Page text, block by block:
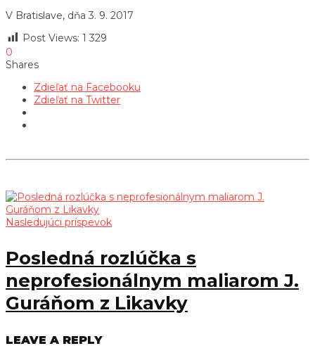
V Bratislave, dňa 3. 9. 2017
Post Views: 1 329
0
Shares
Zdieľať na Facebooku
Zdieľať na Twitter
Nasledujúci príspevok
Posledná rozlúčka s
neprofesionálnym maliarom J.
Guráňom z Likavky
LEAVE A REPLY